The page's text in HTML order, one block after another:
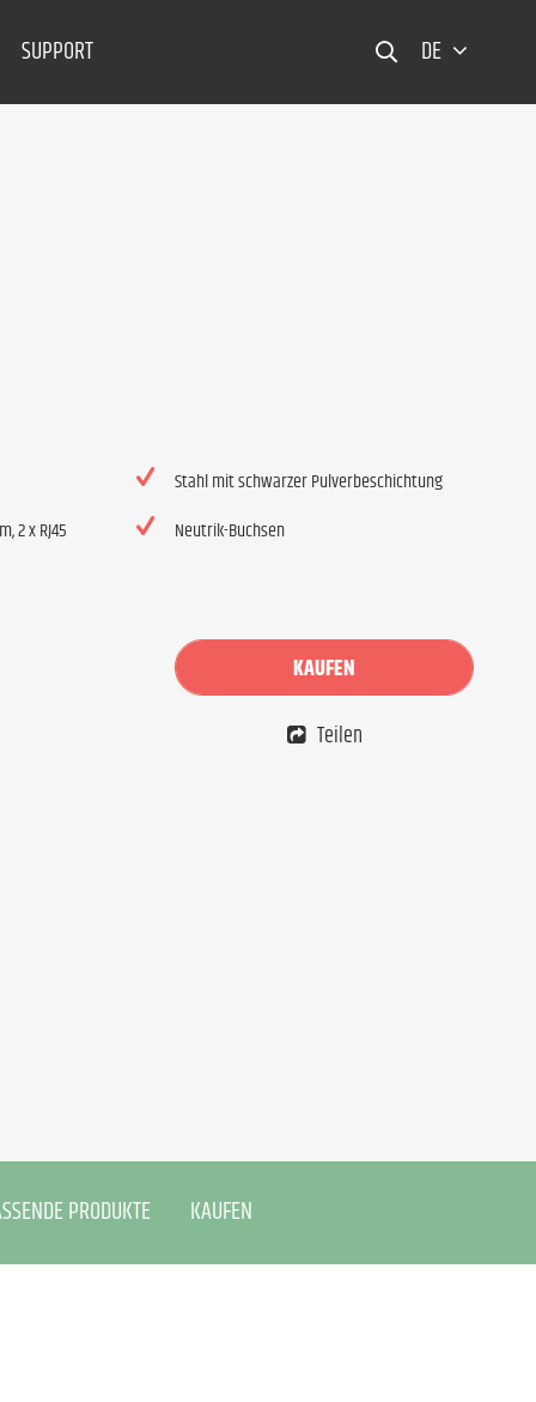
SUPPORT DE
Stahl mit schwarzer Pulverbeschichtung
2 x RJ45
Neutrik-Buchsen
KAUFEN
Teilen
PRODUKTE KAUFEN